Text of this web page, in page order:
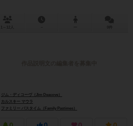
ジム・ディコーヴ（Jim Deacove）
カルスキー マウラ
ファミリー パスタイム（Family Pastimes）